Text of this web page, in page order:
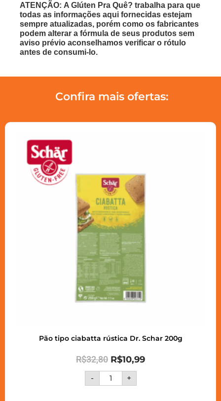
ATENÇÃO: A Glúten Pra Quê? trabalha para que
todas as informações aqui fornecidas estejam
sempre atualizadas, porém como os fabricantes
podem alterar a fórmula de seus produtos sem
aviso prévio aconselhamos verificar o rótulo
antes de consumi-lo.
Confira mais ofertas:
Pão tipo ciabatta rústica Dr. Schar 200g
R$32,80 R$10,99
- +